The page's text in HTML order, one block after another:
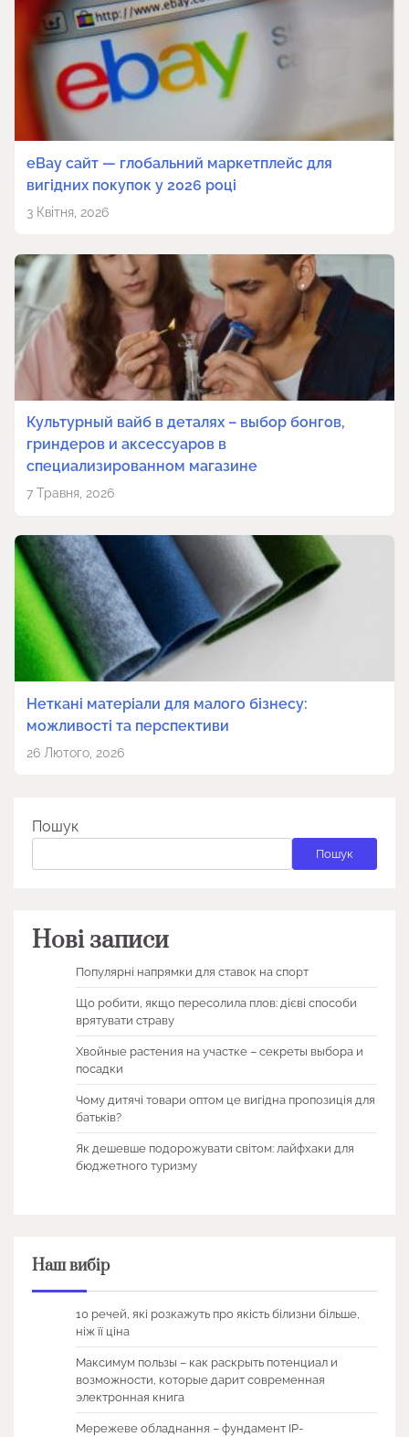
eBay сайт — глобальний маркетплейс для
вигідних покупок у 2026 році
3 Квітня, 2026
Культурный вайб в деталях – выбор бонгов,
гриндеров и аксессуаров в
специализированном магазине
7 Травня, 2026
Неткані матеріали для малого бізнесу:
можливості та перспективи
26 Лютого, 2026
Пошук
Пошук
Нові записи
Популярні напрямки для ставок на спорт
Що робити, якщо пересолила плов: дієві способи
врятувати страву
Хвойные растения на участке – секреты выбора и
посадки
Чому дитячі товари оптом це вигідна пропозиція для
батьків?
Як дешевше подорожувати світом: лайфхаки для
бюджетного туризму
Наш вибір
10 речей, які розкажуть про якість білизни більше,
ніж її ціна
Максимум пользы – как раскрыть потенциал и
возможности, которые дарит современная
электронная книга
Мережеве обладнання – фундамент IP-